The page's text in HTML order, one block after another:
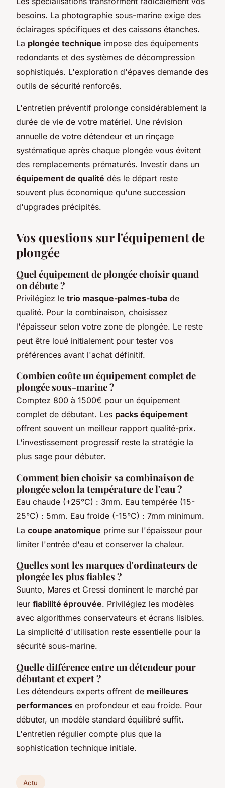
besoins. La photographie sous-marine exige des
éclairages spécifiques et des caissons étanches.
La plongée technique impose des équipements
redondants et des systèmes de décompression
sophistiqués. L'exploration d'épaves demande des
outils de sécurité renforcés.
L'entretien préventif prolonge considérablement la
durée de vie de votre matériel. Une révision
annuelle de votre détendeur et un rinçage
systématique après chaque plongée vous évitent
des remplacements prématurés. Investir dans un
équipement de qualité dès le départ reste
souvent plus économique qu'une succession
d'upgrades précipités.
Vos questions sur l'équipement de
plongée
Quel équipement de plongée choisir quand
on débute ?
Privilégiez le trio masque-palmes-tuba de
qualité. Pour la combinaison, choisissez
l'épaisseur selon votre zone de plongée. Le reste
peut être loué initialement pour tester vos
préférences avant l'achat définitif.
Combien coûte un équipement complet de
plongée sous-marine ?
Comptez 800 à 1500€ pour un équipement
complet de débutant. Les packs équipement
offrent souvent un meilleur rapport qualité-prix.
L'investissement progressif reste la stratégie la
plus sage pour débuter.
Comment bien choisir sa combinaison de
plongée selon la température de l'eau ?
Eau chaude (+25°C) : 3mm. Eau tempérée (15-
25°C) : 5mm. Eau froide (-15°C) : 7mm minimum.
La coupe anatomique prime sur l'épaisseur pour
limiter l'entrée d'eau et conserver la chaleur.
Quelles sont les marques d'ordinateurs de
plongée les plus fiables ?
Suunto, Mares et Cressi dominent le marché par
leur fiabilité éprouvée. Privilégiez les modèles
avec algorithmes conservateurs et écrans lisibles.
La simplicité d'utilisation reste essentielle pour la
sécurité sous-marine.
Quelle différence entre un détendeur pour
débutant et expert ?
Les détendeurs experts offrent de meilleures
performances en profondeur et eau froide. Pour
débuter, un modèle standard équilibré suffit.
L'entretien régulier compte plus que la
sophistication technique initiale.
Actu